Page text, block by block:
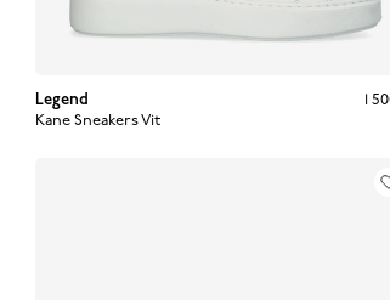
Legend
Kane SneakersVit
1
1